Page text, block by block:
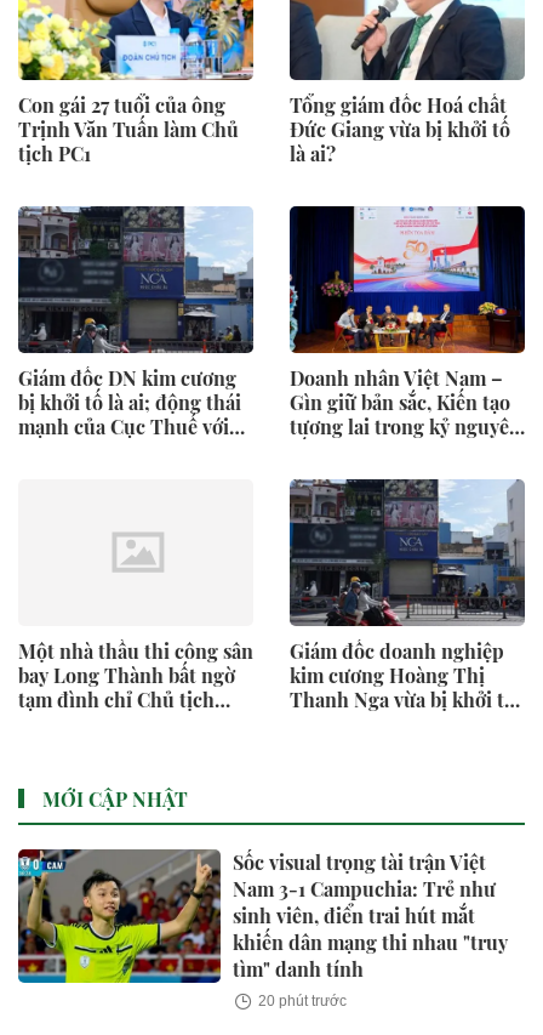
Con gái 27 tuổi của ông
Trịnh Văn Tuấn làm Chủ
tịch PC1
Tổng giám đốc Hoá chất
Đức Giang vừa bị khởi tố
là ai?
Giám đốc DN kim cương
bị khởi tố là ai; động thái
mạnh của Cục Thuế với
Doanh nhân Việt Nam –
Gìn giữ bản sắc, Kiến tạo
tương lai trong kỷ nguyên
Một nhà thầu thi công sân
bay Long Thành bất ngờ
tạm đình chỉ Chủ tịch
Giám đốc doanh nghiệp
kim cương Hoàng Thị
Thanh Nga vừa bị khởi tố
MỚI CẬP NHẬT
Sốc visual trọng tài trận Việt
Nam 3-1 Campuchia: Trẻ như
sinh viên, điển trai hút mắt
khiến dân mạng thi nhau "truy
tìm" danh tính
20 phút trước